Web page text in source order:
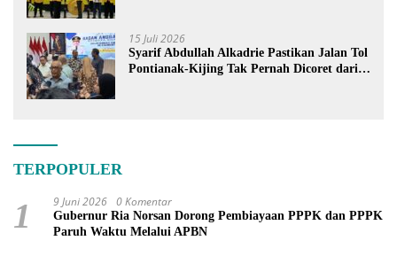
15 Juli 2026
Syarif Abdullah Alkadrie Pastikan Jalan Tol
Pontianak-Kijing Tak Pernah Dicoret dari
TERPOPULER
1 9 Juni 2026 0 Komentar
Gubernur Ria Norsan Dorong Pembiayaan PPPK dan PPPK
Paruh Waktu Melalui APBN